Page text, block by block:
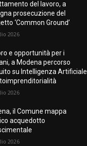
del lavoro, a
prosecuzione del
‘Common Ground’
2026
e opportunità per i
a Modena percorso
su Intelligenza Artificiale
2026
il Comune mappa
acquedotto
2026